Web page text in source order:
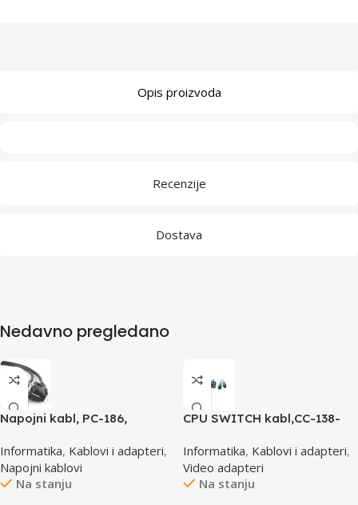
Opis proizvoda
Recenzije
Dostava
Nedavno pregledano
Napojni kabl, PC-186,
Informatika, Kablovi i adapteri,
Napojni kablovi
Na stanju
CPU SWITCH kabl,CC-138-
Informatika, Kablovi i adapteri,
Video adapteri
Na stanju